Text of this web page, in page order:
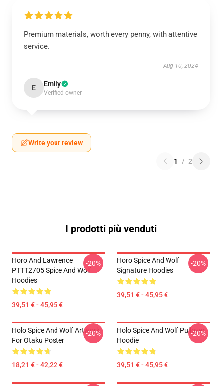
Premium materials, worth every penny, with attentive
service.
Aug 10, 2024
E Emily
Verified owner
Write your review
1 / 2
I prodotti più venduti
Horo And Lawrence
PTTT2705 Spice And Wolf
Hoodies
39,51 € - 45,95 €
-20%
Horo Spice And Wolf
Signature Hoodies
39,51 € - 45,95 €
-20%
Holo Spice And Wolf Artwork
For Otaku Poster
18,21 € - 42,22 €
-20%
Holo Spice And Wolf Pullover
Hoodie
39,51 € - 45,95 €
-20%